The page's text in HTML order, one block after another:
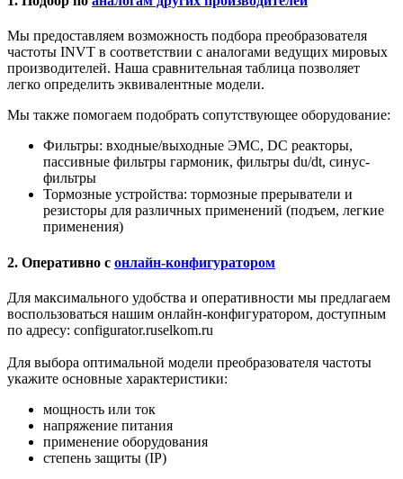
Мы предоставляем возможность подбора преобразователя
частоты INVT в соответствии с аналогами ведущих мировых
производителей. Наша сравнительная таблица позволяет
легко определить эквивалентные модели.
Мы также помогаем подобрать сопутствующее оборудование:
Фильтры: входные/выходные ЭМС, DC реакторы,
пассивные фильтры гармоник, фильтры du/dt, синус-
фильтры
Тормозные устройства: тормозные прерыватели и
резисторы для различных применений (подъем, легкие
применения)
2. Оперативно с онлайн-конфигуратором
Для максимального удобства и оперативности мы предлагаем
воспользоваться нашим онлайн-конфигуратором, доступным
по адресу: configurator.ruselkom.ru
Для выбора оптимальной модели преобразователя частоты
укажите основные характеристики:
мощность или ток
напряжение питания
применение оборудования
степень защиты (IP)